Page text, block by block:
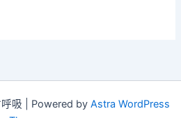
吸 | Powered by Astra WordPress